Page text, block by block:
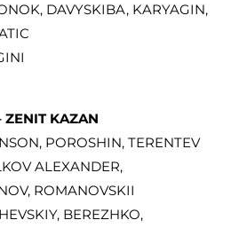
DAVYSKIBA, KARYAGIN,
ZENIT KAZAN
POROSHIN, TERENTEV
ALEXANDER,
ROMANOVSKII
BEREZHKO,